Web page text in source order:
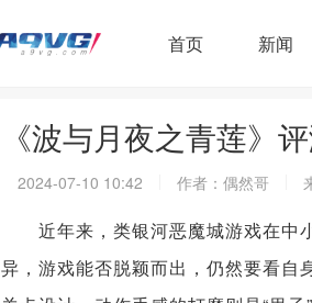
首页 新闻
《波与月夜之青莲》
2024-07-10 10:42 作者：偶然哥
近年来，类银河恶魔城游戏在中
异，游戏能否脱颖而出，仍然要看自